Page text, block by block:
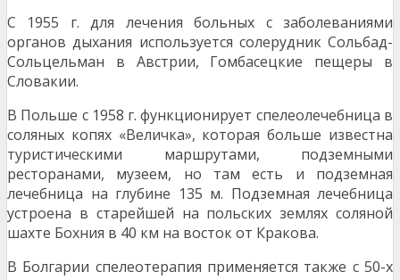
С 1955 г. для лечения больных с заболеваниями
органов дыхания используется солерудник Сольбад-
Сольцельман в Австрии, Гомбасецкие пещеры в
Словакии.
В Польше с 1958 г. функционирует спелеолечебница в
соляных копях «Величка», которая больше известна
туристическими маршрутами, подземными
ресторанами, музеем, но там есть и подземная
лечебница на глубине 135 м. Подземная лечебница
устроена в старейшей на польских землях со­ляной
шахте Бохния в 40 км на восток от Кракова.
В Болгарии спелеотерапия применяется также с 50-х